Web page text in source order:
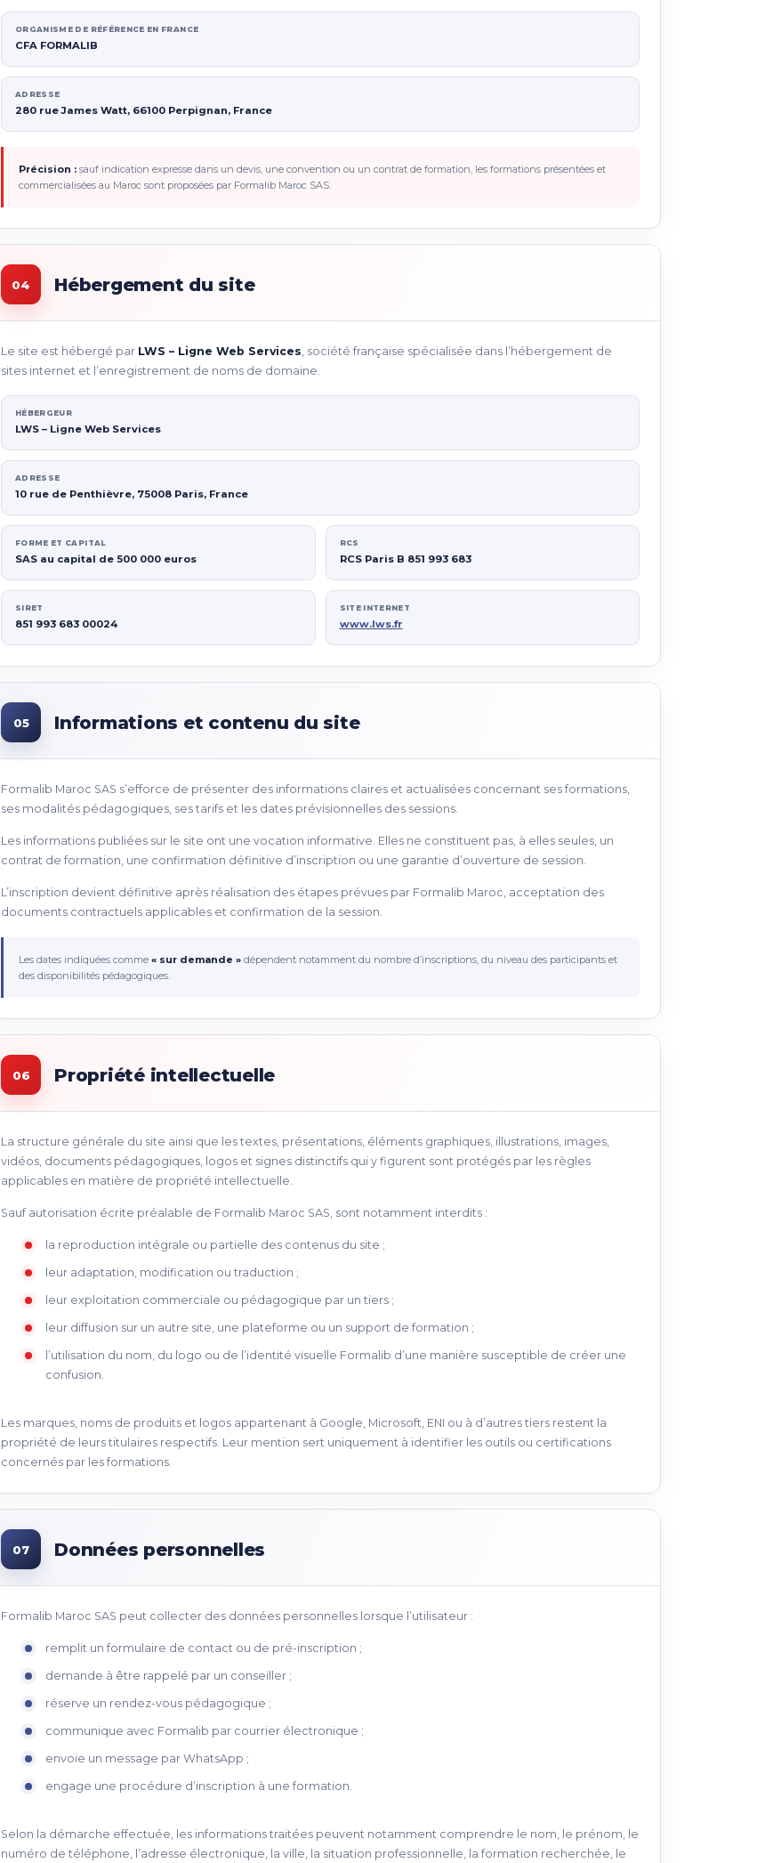
ORGANISME DE RÉFÉRENCE EN FRANCE
CFA FORMALIB
ADRESSE
280 rue James Watt, 66100 Perpignan, France
Précision : sauf indication expresse dans un devis, une convention ou un contrat de formation, les formations présentées et
commercialisées au Maroc sont proposées par Formalib Maroc SAS.
04 Hébergement du site
Le site est hébergé par LWS – Ligne Web Services, société française spécialisée dans l’hébergement de
sites internet et l’enregistrement de noms de domaine.
HÉBERGEUR
LWS – Ligne Web Services
ADRESSE
10 rue de Penthièvre, 75008 Paris, France
FORME ET CAPITAL
SAS au capital de 500 000 euros
RCS
RCS Paris B 851 993 683
SIRET
851 993 683 00024
SITE INTERNET
www.lws.fr
05 Informations et contenu du site
Formalib Maroc SAS s’efforce de présenter des informations claires et actualisées concernant ses formations,
ses modalités pédagogiques, ses tarifs et les dates prévisionnelles des sessions.
Les informations publiées sur le site ont une vocation informative. Elles ne constituent pas, à elles seules, un
contrat de formation, une confirmation définitive d’inscription ou une garantie d’ouverture de session.
L’inscription devient définitive après réalisation des étapes prévues par Formalib Maroc, acceptation des
documents contractuels applicables et confirmation de la session.
Les dates indiquées comme « sur demande » dépendent notamment du nombre d’inscriptions, du niveau des participants et
des disponibilités pédagogiques.
06 Propriété intellectuelle
La structure générale du site ainsi que les textes, présentations, éléments graphiques, illustrations, images,
vidéos, documents pédagogiques, logos et signes distinctifs qui y figurent sont protégés par les règles
applicables en matière de propriété intellectuelle.
Sauf autorisation écrite préalable de Formalib Maroc SAS, sont notamment interdits :
la reproduction intégrale ou partielle des contenus du site ;
leur adaptation, modification ou traduction ;
leur exploitation commerciale ou pédagogique par un tiers ;
leur diffusion sur un autre site, une plateforme ou un support de formation ;
l’utilisation du nom, du logo ou de l’identité visuelle Formalib d’une manière susceptible de créer une
confusion.
Les marques, noms de produits et logos appartenant à Google, Microsoft, ENI ou à d’autres tiers restent la
propriété de leurs titulaires respectifs. Leur mention sert uniquement à identifier les outils ou certifications
concernés par les formations.
07 Données personnelles
Formalib Maroc SAS peut collecter des données personnelles lorsque l’utilisateur :
remplit un formulaire de contact ou de pré-inscription ;
demande à être rappelé par un conseiller ;
réserve un rendez-vous pédagogique ;
communique avec Formalib par courrier électronique ;
envoie un message par WhatsApp ;
engage une procédure d’inscription à une formation.
Selon la démarche effectuée, les informations traitées peuvent notamment comprendre le nom, le prénom, le
numéro de téléphone, l’adresse électronique, la ville, la situation professionnelle, la formation recherchée, le